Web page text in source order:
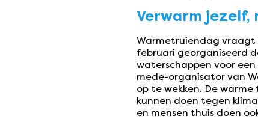
Verwarm jezelf,
Warmetruiendag vraagt
februari georganiseerd
waterschappen voor
mede-organisator van
op te wekken. De
kunnen doen tegen
en mensen thuis doen